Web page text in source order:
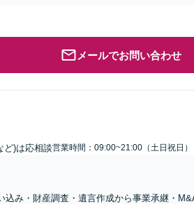
メールでお問い合わせ
ど)は応相談営業時間：09:00~21:00（土日祝日）
込み・財産調査・遺言作成から事業承継・